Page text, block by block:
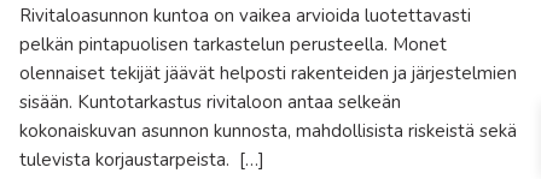
Rivitaloasunnon kuntoa on vaikea arvioida luotettavasti
pelkän pintapuolisen tarkastelun perusteella. Monet
olennaiset tekijät jäävät helposti rakenteiden ja järjestelmien
sisään. Kuntotarkastus rivitaloon antaa selkeän
kokonaiskuvan asunnon kunnosta, mahdollisista riskeistä sekä
tulevista korjaustarpeista. […]